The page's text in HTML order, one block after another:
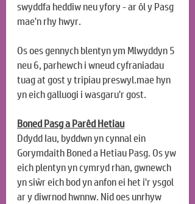
swyddfa heddiw neu yfory - ar ôl y Pasg
mae'n rhy hwyr.
Os oes gennych blentyn ym Mlwyddyn 5
neu 6, parhewch i wneud cyfraniadau
tuag at gost y tripiau preswyl.mae hyn
yn eich galluogi i wasgaru'r gost.
Boned Pasg a Parêd Hetiau
Ddydd Iau, byddwn yn cynnal ein
Gorymdaith Boned a Hetiau Pasg. Os yw
eich plentyn yn cymryd rhan, gwnewch
yn siŵr eich bod yn anfon ei het i'r ysgol
ar y diwrnod hwnnw. Nid oes unrhyw